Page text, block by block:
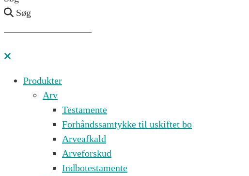
Søg
Produkter
Arv
Testamente
Forhåndssamtykke til uskiftet bo
Arveafkald
Arveforskud
Indbotestamente